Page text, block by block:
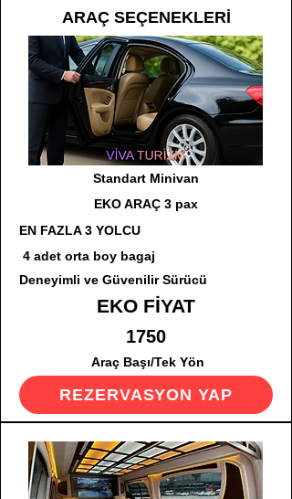
ARAÇ SEÇENEKLERİ
Standart Minivan
EKO ARAÇ 3 pax
EN FAZLA 3 YOLCU
4 adet orta boy bagaj
Deneyimli ve Güvenilir Sürücü
EKO FİYAT
1750
Araç Başı/Tek Yön
REZERVASYON YAP